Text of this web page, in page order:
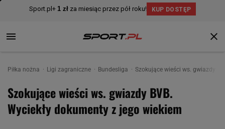
Piłka nożna Ligi zagraniczne Bundesliga Szokujące wieści ws. gwiazdy
Szokujące wieści ws. gwiazdy BVB.
Wyciekły dokumenty z jego wiekiem